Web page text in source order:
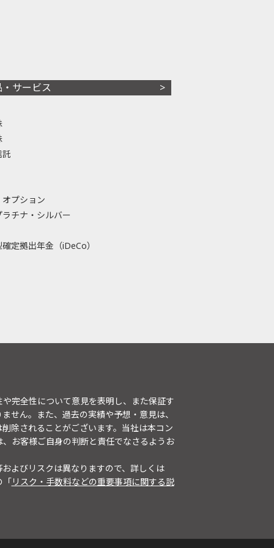
・サービス
託
プション
ラチナ・シルバー
定拠出年金（iDeCo）
完全性について意見を表明し、また保証す
せん。また、過去の実績や予想・意見は、
除されることがございます。当社は本コン
お客様ご自身の判断と責任でなさるようお
よびリスクは異なりますので、詳しくは
「リスク・手数料などの重要事項に関する説